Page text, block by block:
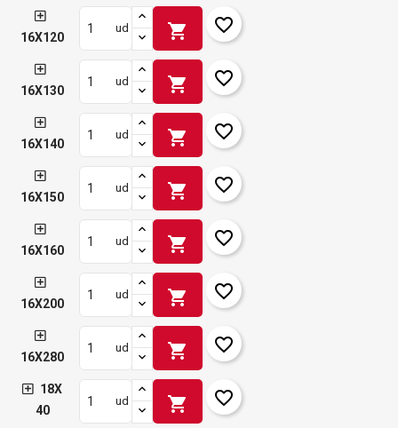
16X120
ud shopping_cart favorite_border
16X130
ud shopping_cart favorite_border
16X140
ud shopping_cart favorite_border
16X150
ud shopping_cart favorite_border
16X160
ud shopping_cart favorite_border
16X200
ud shopping_cart favorite_border
16X280
ud shopping_cart favorite_border
18X
40
ud shopping_cart favorite_border